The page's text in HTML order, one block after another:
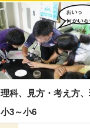
理科、見方・考え方
小3～小6